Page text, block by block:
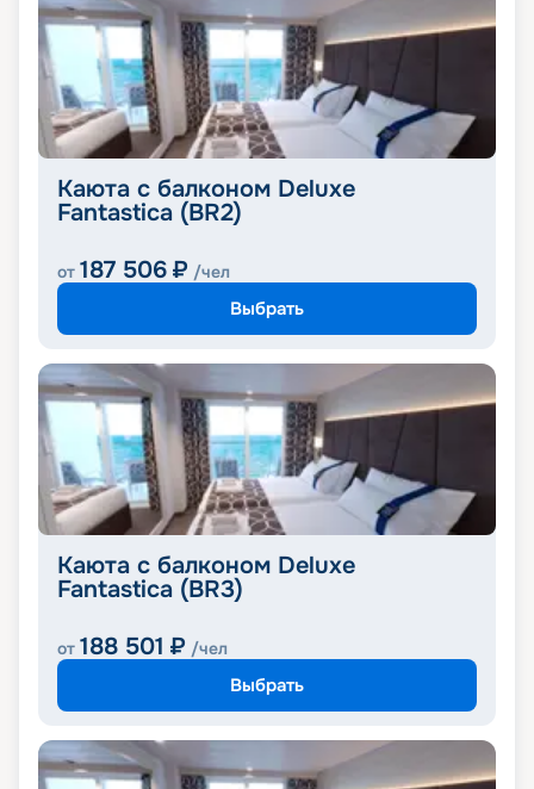
Каюта с балконом Deluxe
Fantastica (BR2)
от 187 506 ₽ /чел
Выбрать
Каюта с балконом Deluxe
Fantastica (BR3)
от 188 501 ₽ /чел
Выбрать